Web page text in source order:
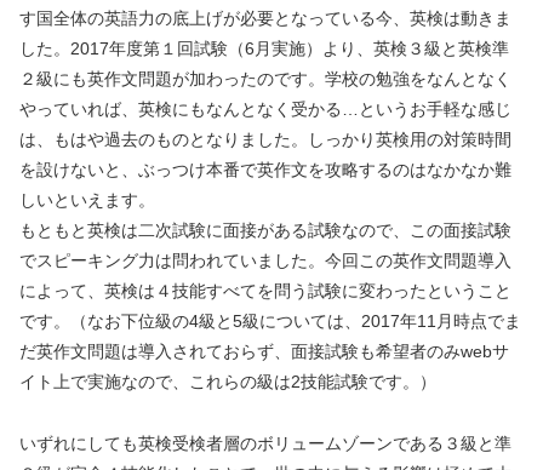
す国全体の英語力の底上げが必要となっている今、英検は動きま
した。2017年度第１回試験（6月実施）より、英検３級と英検準
２級にも英作文問題が加わったのです。学校の勉強をなんとなく
やっていれば、英検にもなんとなく受かる…というお手軽な感じ
は、もはや過去のものとなりました。しっかり英検用の対策時間
を設けないと、ぶっつけ本番で英作文を攻略するのはなかなか難
しいといえます。
もともと英検は二次試験に面接がある試験なので、この面接試験
でスピーキング力は問われていました。今回この英作文問題導入
によって、英検は４技能すべてを問う試験に変わったということ
です。（なお下位級の4級と5級については、2017年11月時点でま
だ英作文問題は導入されておらず、面接試験も希望者のみwebサ
イト上で実施なので、これらの級は2技能試験です。）
いずれにしても英検受検者層のボリュームゾーンである３級と準